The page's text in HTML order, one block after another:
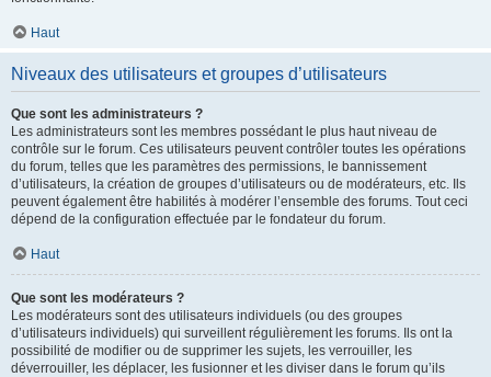
Haut
Niveaux des utilisateurs et groupes d’utilisateurs
Que sont les administrateurs ?
Les administrateurs sont les membres possédant le plus haut niveau de
contrôle sur le forum. Ces utilisateurs peuvent contrôler toutes les opérations
du forum, telles que les paramètres des permissions, le bannissement
d’utilisateurs, la création de groupes d’utilisateurs ou de modérateurs, etc. Ils
peuvent également être habilités à modérer l’ensemble des forums. Tout ceci
dépend de la configuration effectuée par le fondateur du forum.
Haut
Que sont les modérateurs ?
Les modérateurs sont des utilisateurs individuels (ou des groupes
d’utilisateurs individuels) qui surveillent régulièrement les forums. Ils ont la
possibilité de modifier ou de supprimer les sujets, les verrouiller, les
déverrouiller, les déplacer, les fusionner et les diviser dans le forum qu’ils